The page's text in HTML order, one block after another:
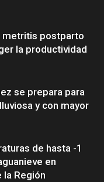
metritis postparto
la productividad
se prepara para
y con mayor
de hasta -1
en
la Región